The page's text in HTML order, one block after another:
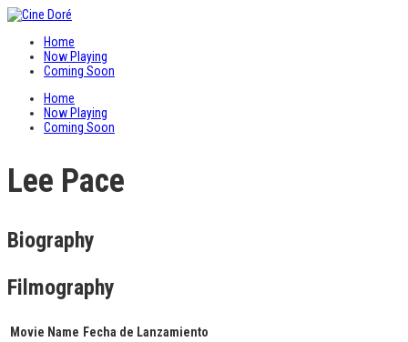
Home
Now Playing
Coming Soon
Home
Now Playing
Coming Soon
Lee Pace
Biography
Filmography
Movie Name Fecha de Lanzamiento